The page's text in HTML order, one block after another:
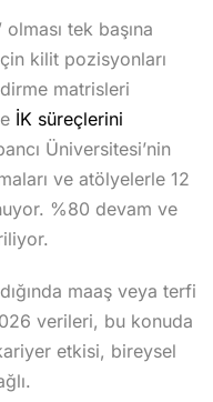
tek başına
kilit pozisyonları
matrisleri
İK süreçlerini
Üniversitesi’nin
ve atölyelerle 12
%80 devam ve
maaş veya terfi
verileri, bu konuda
etkisi, bireysel